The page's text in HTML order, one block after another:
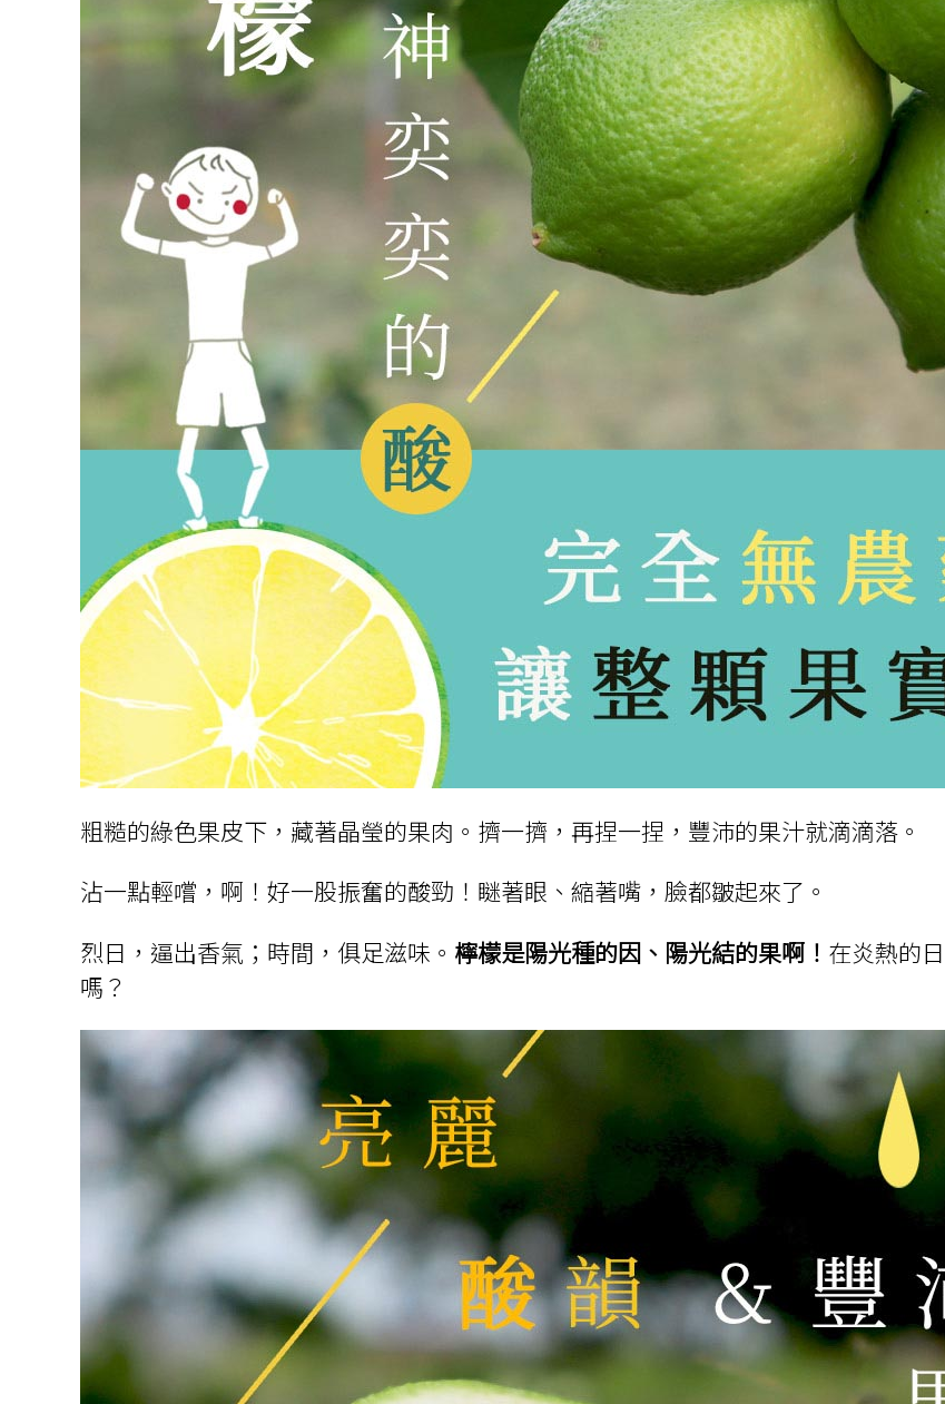
粗糙的綠色果皮下，藏著晶瑩的果肉。擠一擠，再捏一捏，豐沛的果汁就滴滴落。
沾一點輕嚐，啊！好一股振奮的酸勁！瞇著眼、縮著嘴，臉都皺起來了。
烈日，逼出香氣；時間，俱足滋味。 檸檬是陽光種的因、陽光結的果啊！ 在炎熱的
嗎？